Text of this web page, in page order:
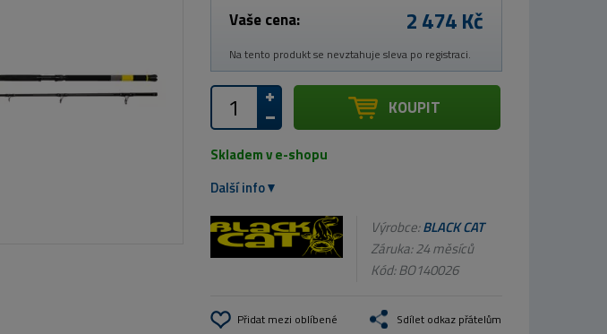
Vaše cena: 2 474 Kč
Na tento produkt se nevztahuje sleva po registraci.
KOUPIT
Skladem v e-shopu
Další info
Výrobce:BLACK CAT
Záruka: 24 měsíců
Kód:BO140026
Přidat mezi oblíbené Sdílet odkaz přátelům